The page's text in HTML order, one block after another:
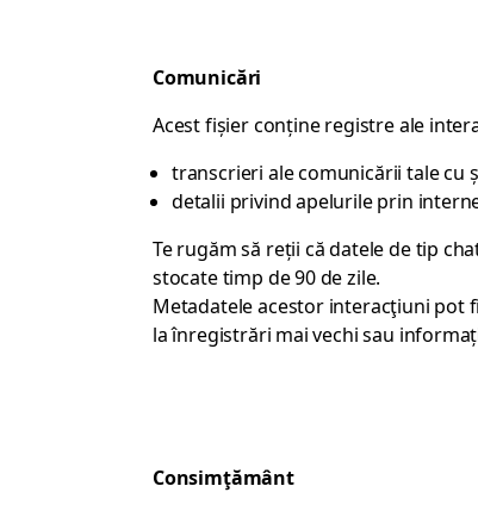
Comunicări
Acest fișier conține registre ale
transcrieri ale comunicării tale cu
detalii privind apelurile prin
Te rugăm să reții că datele de tip
stocate timp de 90 de zile.
Metadatele acestor interacţiuni pot
la înregistrări mai vechi sau
Consimţământ